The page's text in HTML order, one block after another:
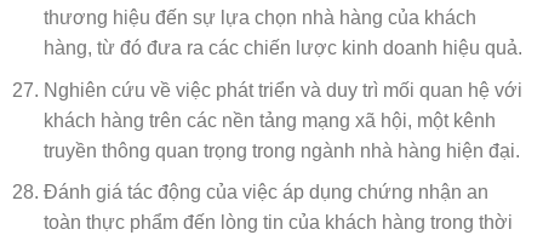
thương hiệu đến sự lựa chọn nhà hàng của khách
hàng, từ đó đưa ra các chiến lược kinh doanh hiệu quả.
Nghiên cứu về việc phát triển và duy trì mối quan hệ với
khách hàng trên các nền tảng mạng xã hội, một kênh
truyền thông quan trọng trong ngành nhà hàng hiện đại.
Đánh giá tác động của việc áp dụng chứng nhận an
toàn thực phẩm đến lòng tin của khách hàng trong thời